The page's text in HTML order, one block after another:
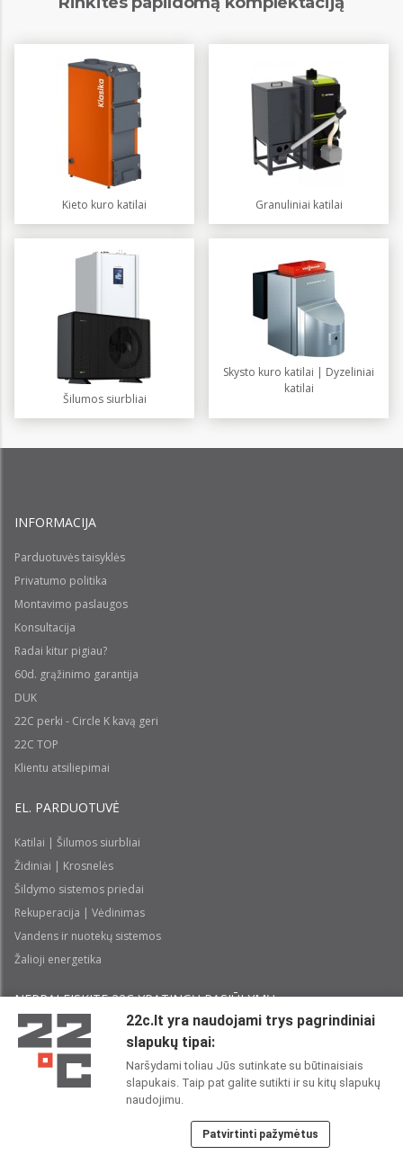
Kieto kuro katilai Granuliniai katilai
Šilumos siurbliai
Skysto kuro katilai | Dyzeliniai
katilai
INFORMACIJA
Parduotuvės taisyklės
Privatumo politika
Montavimo paslaugos
Konsultacija
Radai kitur pigiau?
60d. grąžinimo garantija
DUK
22C perki - Circle K kavą geri
22C TOP
Klientu atsiliepimai
EL. PARDUOTUVĖ
Katilai | Šilumos siurbliai
Židiniai | Krosnelės
Šildymo sistemos priedai
Rekuperacija | Vėdinimas
Vandens ir nuotekų sistemos
Žalioji energetika
NEPRALEISKITE 22С YPATINGŲ PASIŪLYMŲ:
Perskaičiau ir sutinku su 22CPrivatumo politika
22C SOCIALINIUOSE TINKLUOSE:
22c.lt yra naudojami trys pagrindiniai
slapukų tipai:
Naršydami toliau Jūs sutinkate su būtinaisiais
slapukais. Taip pat galite sutikti ir su kitų slapukų
naudojimu.
Patvirtinti pažymėtus